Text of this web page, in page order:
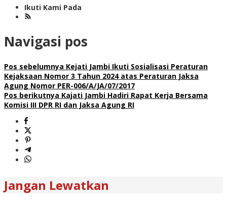
Ikuti Kami Pada
Navigasi pos
Pos sebelumnya Kejati Jambi Ikuti Sosialisasi Peraturan
Kejaksaan Nomor 3 Tahun 2024 atas Peraturan Jaksa
Agung Nomor PER-006/A/JA/07/2017
Pos berikutnya Kajati Jambi Hadiri Rapat Kerja Bersama
Komisi III DPR RI dan Jaksa Agung RI
Jangan Lewatkan